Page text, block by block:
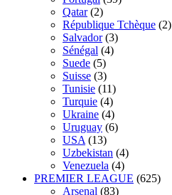
Qatar (2)
République Tchèque (2)
Salvador (3)
Sénégal (4)
Suede (5)
Suisse (3)
Tunisie (11)
Turquie (4)
Ukraine (4)
Uruguay (6)
USA (13)
Uzbekistan (4)
Venezuela (4)
PREMIER LEAGUE (625)
Arsenal (83)